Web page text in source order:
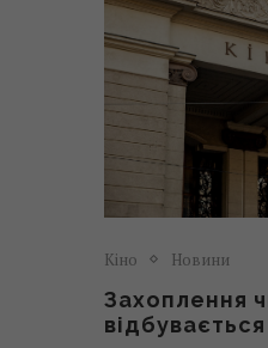
Кіно Новини
Захоплення